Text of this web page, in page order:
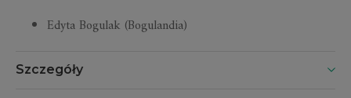
Edyta Bogulak (Bogulandia)
Szczegóły